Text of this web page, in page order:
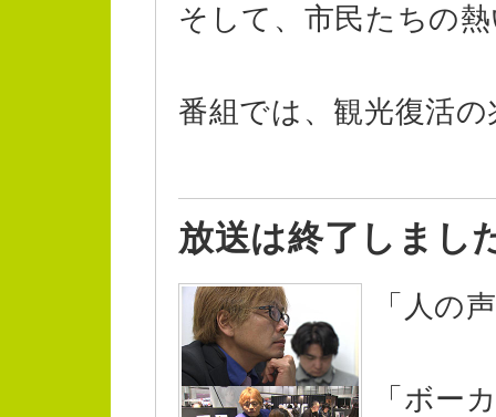
そして、市民たちの
番組では、観光復活
放送は終了しまし
「人の
「ボー